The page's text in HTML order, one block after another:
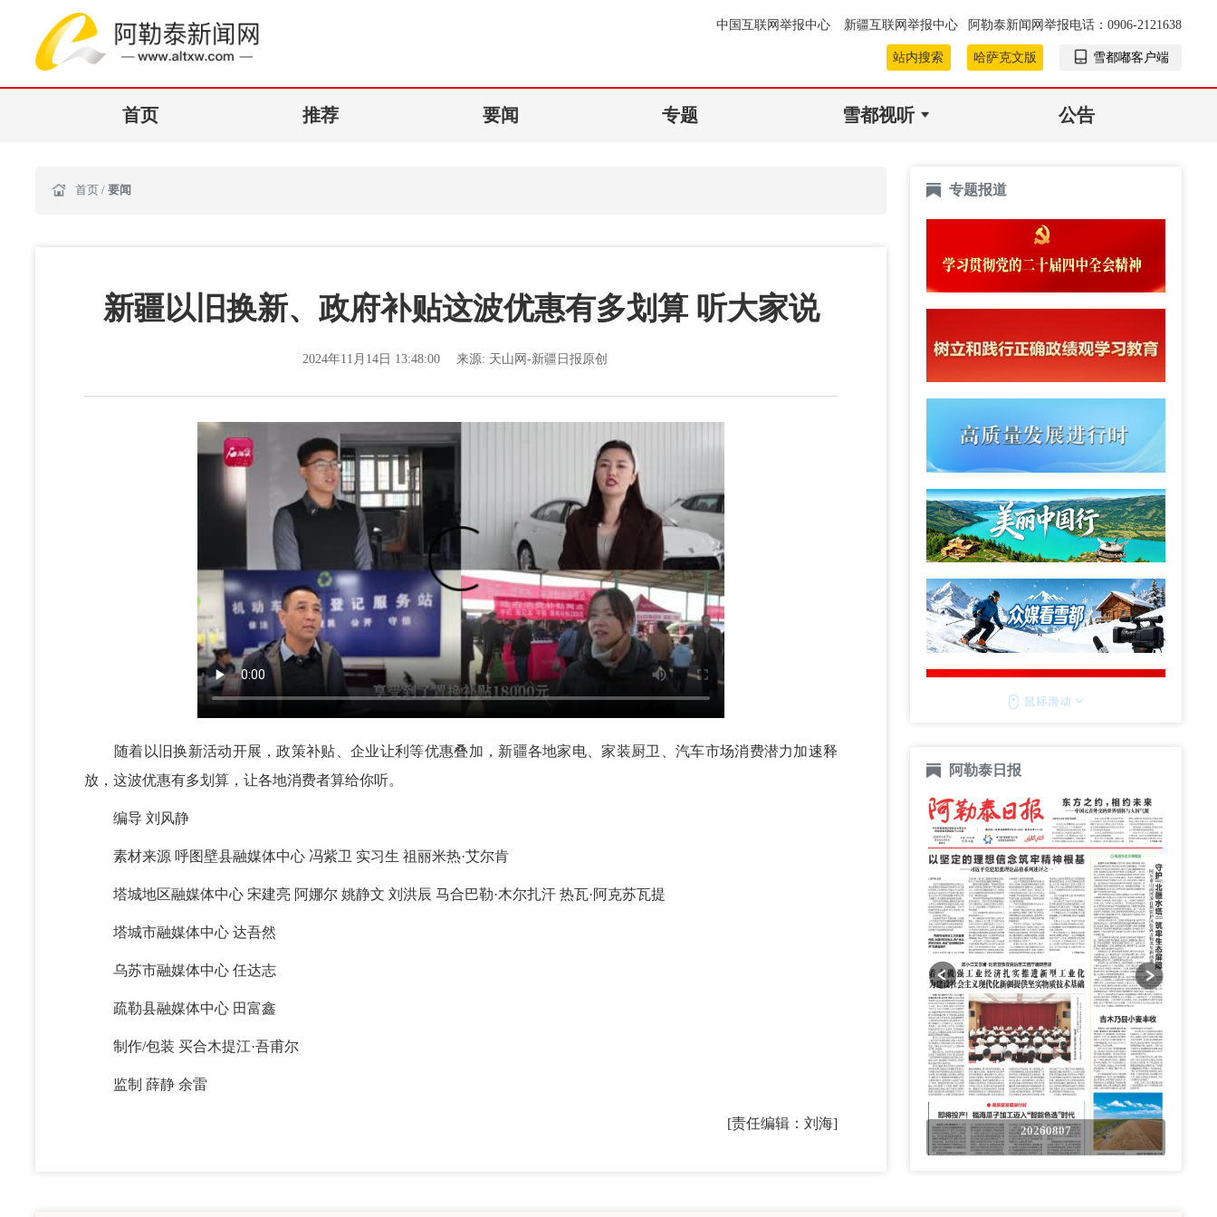
中国互联网举报中心 新疆互联网举报中心 阿勒泰新闻网举报电话：0906-2121638
站内搜索 哈萨克文版 雪都嘟客户端
首页 推荐 要闻 专题 雪都视听 公告
首页 / 要闻
新疆以旧换新、政府补贴这波优惠有多划算 听大家说
2024年11月14日 13:48:00 来源: 天山网-新疆日报原创
随着以旧换新活动开展，政策补贴、企业让利等优惠叠加，新疆各地家电、家装厨卫、汽车市场消费潜力加速释
放，这波优惠有多划算，让各地消费者算给你听。
编导 刘风静
素材来源 呼图壁县融媒体中心 冯紫卫 实习生 祖丽米热·艾尔肯
塔城地区融媒体中心 宋建亮 阿娜尔 姚静文 刘洪辰 马合巴勒·木尔扎汗 热瓦·阿克苏瓦提
塔城市融媒体中心 达吾然
乌苏市融媒体中心 任达志
疏勒县融媒体中心 田富鑫
制作/包装 买合木提江·吾甫尔
监制 薛静 余雷
[责任编辑：刘海]
专题报道
阿勒泰日报
20260807 20260807